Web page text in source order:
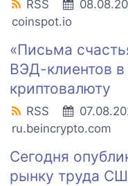
RSS
coinspot.io
«Письма
ВЭД-клиентов в
криптовалюту
RSS
ru.beincrypto.com
Сегодня
рынку труда